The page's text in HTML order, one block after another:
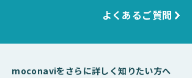
よくあるご質問
moconaviをさらに詳しく知りたい方へ